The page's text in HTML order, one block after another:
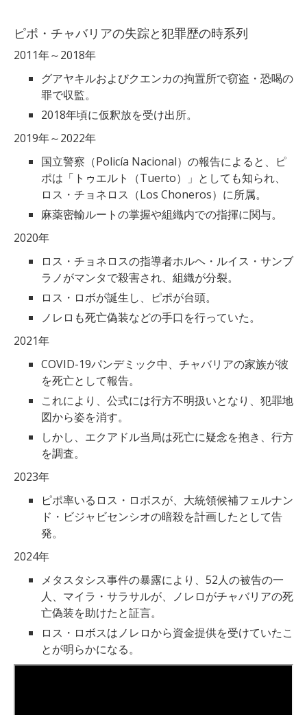
ピポ・チャバリアの失踪と犯罪歴の時系列
2011年～2018年
グアヤキルおよびクエンカの拘置所で窃盗・恐喝の
罪で収監。
2018年頃に仮釈放を受け出所。
2019年～2022年
国立警察（Policía Nacional）の報告によると、ピ
ポは「トゥエルト（Tuerto）」としても知られ、
ロス・チョネロス（Los Choneros）に所属。
麻薬密輸ルートの掌握や組織内での指揮に関与。
2020年
ロス・チョネロスの指導者ホルヘ・ルイス・サンブ
ラノがマンタで殺害され、組織が分裂。
ロス・ロボが誕生し、ピポが台頭。
ノレロも死亡偽装などの手口を行っていた。
2021年
COVID-19パンデミック中、チャバリアの家族が彼
を死亡として報告。
これにより、公式には行方不明扱いとなり、犯罪地
図から姿を消す。
しかし、エクアドル当局は死亡に疑念を抱き、行方
を調査。
2023年
ピポ率いるロス・ロボスが、大統領候補フェルナン
ド・ビジャビセンシオの暗殺を計画したとして告
発。
2024年
メタスタシス事件の暴露により、52人の被告の一
人、マイラ・サラサルが、ノレロがチャバリアの死
亡偽装を助けたと証言。
ロス・ロボスはノレロから資金提供を受けていたこ
とが明らかになる。